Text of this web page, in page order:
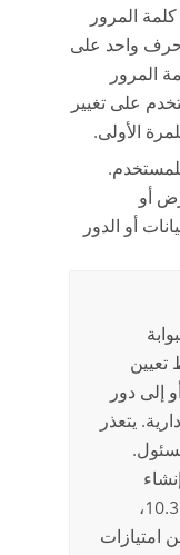
المرور
وحرف واحد على
المرور
على تغيير
الأولى.
أو
أو الدور
تعيين
إلى دور
يتعذر
الحساب. بدايةً من الإصدار 10.3.1،
امتيازات